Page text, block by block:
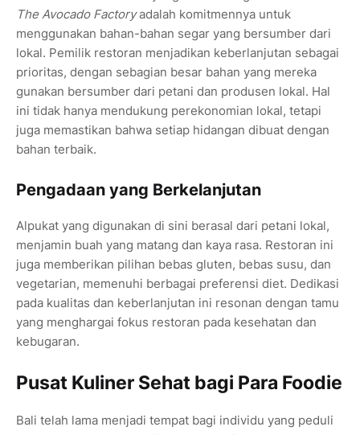
The Avocado Factoryadalah komitmennya untuk
menggunakan bahan-bahan segar yang bersumber dari
lokal. Pemilik restoran menjadikan keberlanjutan sebagai
prioritas, dengan sebagian besar bahan yang mereka
gunakan bersumber dari petani dan produsen lokal. Hal
ini tidak hanya mendukung perekonomian lokal, tetapi
juga memastikan bahwa setiap hidangan dibuat dengan
bahan terbaik.
Pengadaan yang Berkelanjutan
Alpukat yang digunakan di sini berasal dari petani lokal,
menjamin buah yang matang dan kaya rasa. Restoran ini
juga memberikan pilihan bebas gluten, bebas susu, dan
vegetarian, memenuhi berbagai preferensi diet. Dedikasi
pada kualitas dan keberlanjutan ini resonan dengan tamu
yang menghargai fokus restoran pada kesehatan dan
kebugaran.
Pusat Kuliner Sehat bagi Para Foodie
Bali telah lama menjadi tempat bagi individu yang peduli